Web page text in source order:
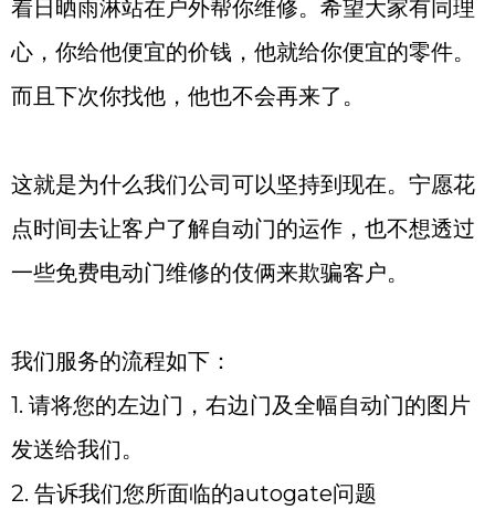
着日晒雨淋站在户外帮你维修。希望大家有同理
心，你给他便宜的价钱，他就给你便宜的零件。
而且下次你找他，他也不会再来了。
这就是为什么我们公司可以坚持到现在。宁愿花
点时间去让客户了解自动门的运作，也不想透过
一些免费电动门维修的伎俩来欺骗客户。
我们服务的流程如下：
1. 请将您的左边门，右边门及全幅自动门的图片
发送给我们。
2. 告诉我们您所面临的autogate问题